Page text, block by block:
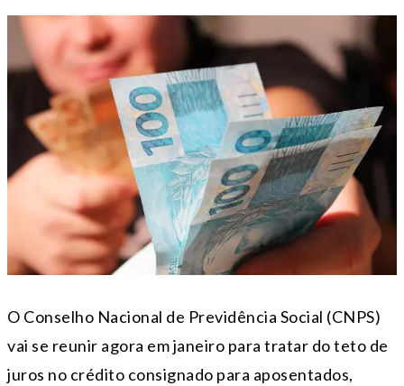
O Conselho Nacional de Previdência Social (CNPS)
vai se reunir agora em janeiro para tratar do teto de
juros no crédito consignado para aposentados,